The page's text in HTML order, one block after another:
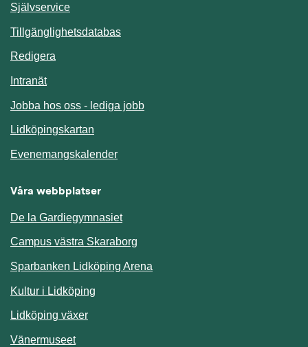
SjälvserviceLänk till annan webbplats.
TillgänglighetsdatabasLänk till annan webbplats.
Redigera
IntranätLänk till annan webbplats.
Jobba hos oss - lediga jobb
Lidköpingskartan
EvenemangskalenderLänk till annan webbplats.
Våra webbplatser
De la Gardiegymnasiet
Campus västra Skaraborg
Sparbanken Lidköping Arena
Kultur i Lidköping
Lidköping växer
Vänermuseet